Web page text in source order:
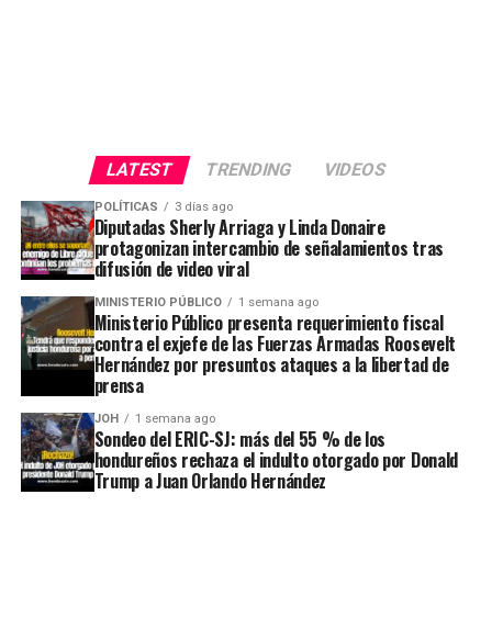
LATEST TRENDING VIDEOS
POLÍTICAS 3 días ago
Diputadas Sherly Arriaga y Linda Donaire
protagonizan intercambio de señalamientos tras
difusión de video viral
MINISTERIO PÚBLICO 1 semana ago
Ministerio Público presenta requerimiento fiscal
contra el exjefe de las Fuerzas Armadas Roosevelt
Hernández por presuntos ataques a la libertad de
prensa
JOH 1 semana ago
Sondeo del ERIC-SJ: más del 55 % de los
hondureños rechaza el indulto otorgado por Donald
Trump a Juan Orlando Hernández